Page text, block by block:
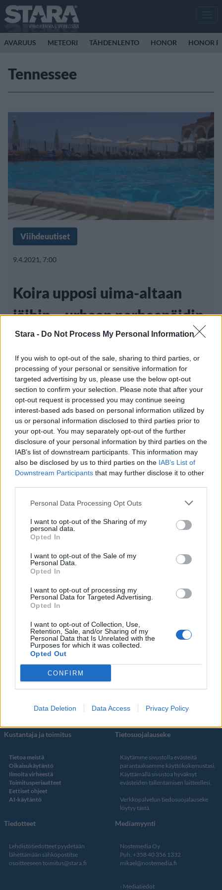
Stara - Do Not Process My Personal Information
If you wish to opt-out of the sale, sharing to third parties, or
processing of your personal or sensitive information for
targeted advertising by us, please use the below opt-out
section to confirm your selection. Please note that after your
opt-out request is processed you may continue seeing
interest-based ads based on personal information utilized by
us or personal information disclosed to third parties prior to
your opt-out. You may separately opt-out of the further
disclosure of your personal information by third parties on the
IAB’s list of downstream participants. This information may
also be disclosed by us to third parties on the IAB’s List of
Downstream Participants that may further disclose it to other
Personal Data Processing Opt Outs
I want to opt-out of the Sharing of my
personal data.
Opted In
I want to opt-out of the Sale of my
Personal Data.
Opted In
I want to opt-out of processing my
Personal Data for Targeted Advertising.
Opted In
I want to opt-out of Collection, Use,
Retention, Sale, and/or Sharing of my
Personal Data that Is Unrelated with the
Purposes for which it was collected.
Opted Out
CONFIRM
Data Deletion Data Access Privacy Policy
AVARUUS METEORI TÄHDENLENTO HONOR HONOR
Tennessee
Viihdeuutiset
9.4.2021, 7:00
Koira upposi uima-altaan
jäihin – urhean perheenäidin
pelastusoperaatio videolle
Kuluneen talven poikkeukselliset säät ovat
aiheuttaneet monin paikoin uima-altaisen
jäätymisen,
Info
Tietosuojalauseke
Mediatiedot
RSS-ohje
Yhteistyössä
Jocka
Päivän Lehti
Lifestyle
Koti & Asuminen
Viihde
StaraTV
Autot
Elokuvat
Some
YouTube
Instagram
Twitter
Kustantaja ja toimitus
Tietoa meistä
Oikaisukäytäntö
Ilmoita virheestä
Toimitusperiaatteet
Eettiset ohjeet
AI-käytäntö
Tietosuojalauseke
Käytämme sivustolla evästeitä
parantaaksemme käyttökokemustasi.
Käyttämällä sivustoa hyväksyt
evästeiden tallentamisen laitteellesi.
Verkkopalvelun tiedosuojalauseke
löytyy tästä
Tiedotteet
Lehdistötiedotteet pyydetään
lähettämään sähköpostitse
osoitteeseen toimitus@stara.fi
Mediamyynti
Nostemedia Oy
Puh. +358 40 356 1332
mikael@nostemedia.fi
Mediatiedot